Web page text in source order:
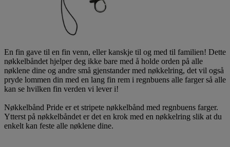
En fin gave til en fin venn, eller kanskje til og med til familien! Dette
nøkkelbåndet hjelper deg ikke bare med å holde orden på alle
nøklene dine og andre små gjenstander med nøkkelring, det vil også
pryde lommen din med en lang fin rem i regnbuens alle farger så alle
kan se hvilken fin verden vi lever i!
Nøkkelbånd Pride er et stripete nøkkelbånd med regnbuens farger.
Ytterst på nøkkelbåndet er det en krok med en nøkkelring slik at du
enkelt kan feste alle nøklene dine.